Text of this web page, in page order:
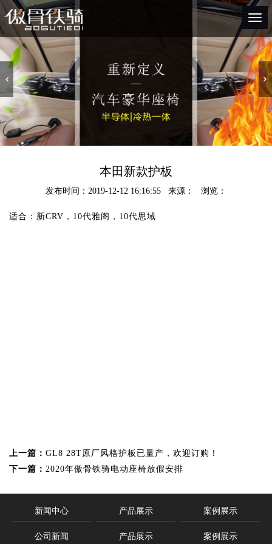
本田新款护板
发布时间：2019-12-12 16:16:55 来源： 浏览：
适合：新CRV，10代雅阁，10代思域
上一篇： GL8 28T原厂风格护板已量产，欢迎订购！
下一篇： 2020年傲骨铁骑电动座椅放假安排
新闻中心
公司新闻
产品展示
产品展示
案例展示
案例展示